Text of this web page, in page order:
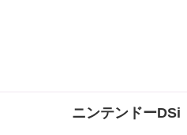
ニンテンドーDSi